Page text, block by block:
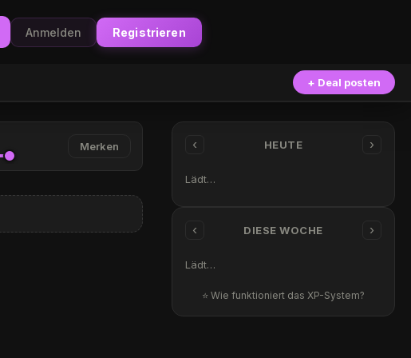
Anmelden Registrieren
+ Deal posten
Merken ‹ HEUTE ›
Lädt…
‹ DIESE WOCHE ›
Lädt…
⭐ Wie funktioniert das XP-System?